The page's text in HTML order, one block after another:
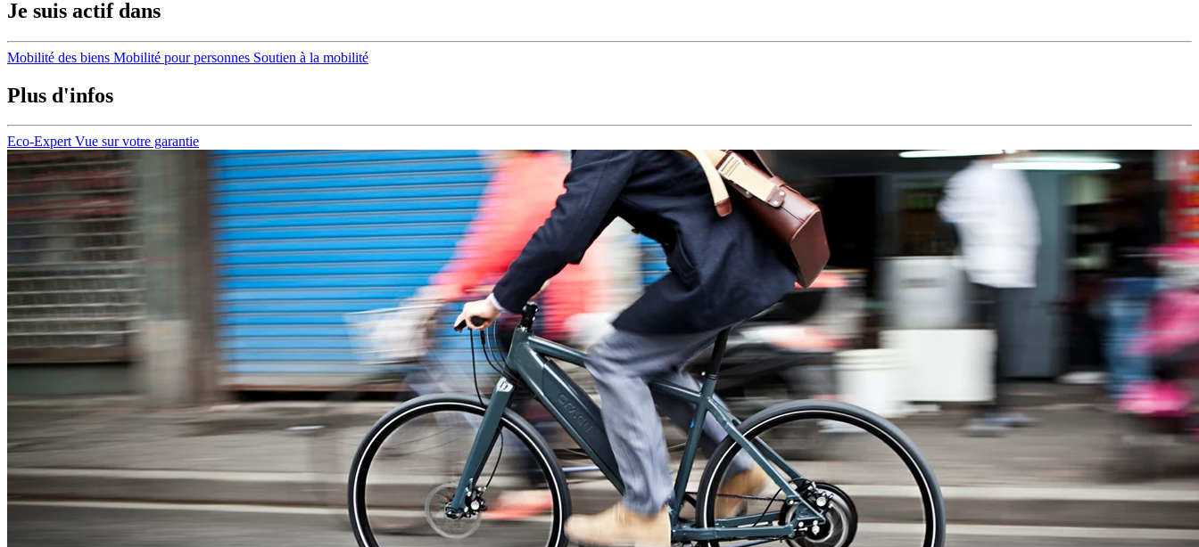
Je suis actif dans
Mobilité des biens Mobilité pour personnes Soutien à la mobilité
Plus d'infos
Eco-Expert Vue sur votre garantie